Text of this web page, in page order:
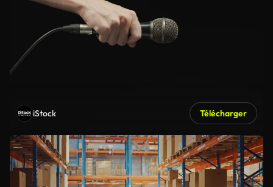
iStock Télécharger